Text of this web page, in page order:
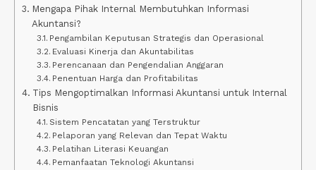
Mengapa Pihak Internal Membutuhkan Informasi
Akuntansi?
Pengambilan Keputusan Strategis dan Operasional
Evaluasi Kinerja dan Akuntabilitas
Perencanaan dan Pengendalian Anggaran
Penentuan Harga dan Profitabilitas
Tips Mengoptimalkan Informasi Akuntansi untuk Internal
Bisnis
Sistem Pencatatan yang Terstruktur
Pelaporan yang Relevan dan Tepat Waktu
Pelatihan Literasi Keuangan
Pemanfaatan Teknologi Akuntansi